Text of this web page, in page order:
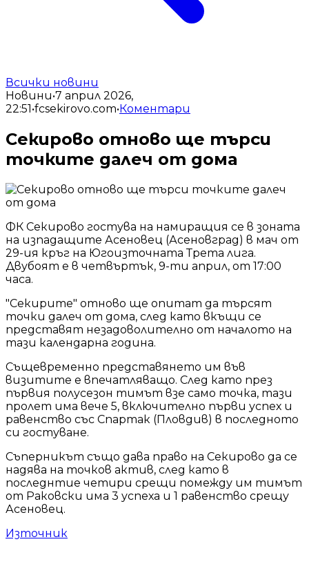
Всички новини
Новини•7 април 2026,
22:51•fcsekirovo.com•Коментари
Секирово отново ще търси
точките далеч от дома
ФК Секирово гостува на намиращия се в зоната
на изпадащите Асеновец (Асеновград) в мач от
29-ия кръг на Югоизточната Трета лига.
Двубоят е в четвъртък, 9-ти април, от 17:00
часа.
"Секирите" отново ще опитат да търсят
точки далеч от дома, след като вкъщи се
представят незадоволително от началото на
тази календарна година.
Същевременно представянето им във
визитите е впечатляващо. След като през
първия полусезон тимът взе само точка, тази
пролет има вече 5, включително първи успех и
равенство със Спартак (Пловдив) в последното
си гостуване.
Съперникът също дава право на Секирово да се
надява на точков актив, след като в
последнтие четири срещи помежду им тимът
от Раковски има 3 успеха и 1 равенство срещу
Асеновец.
Източник